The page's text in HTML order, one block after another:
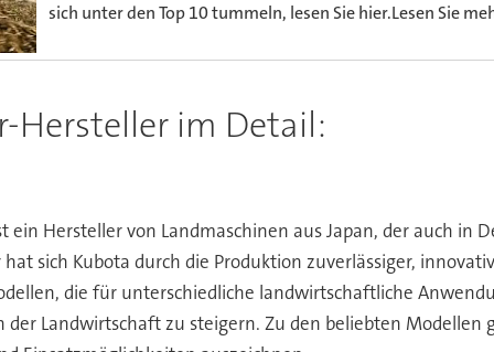
sich unter den Top 10 tummeln, lesen Sie hier.Lesen Sie
Hersteller im Detail:
ein Hersteller von Landmaschinen aus Japan, der auch
sich Kubota durch die Produktion zuverlässiger,
die für unterschiedliche landwirtschaftliche
Landwirtschaft zu steigern. Zu den beliebten Modellen